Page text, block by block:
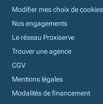
Modifier mes choix de cookies
Nos engagements
Le réseau Proxiserve
Trouver une agence
CGV
Mentions légales
Modalités de financement